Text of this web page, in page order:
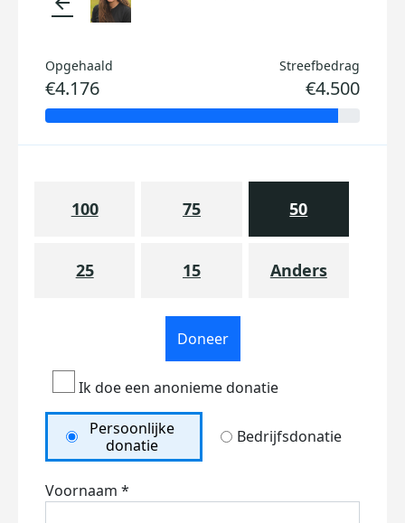
Opgehaald
€4.176
Streefbedrag
€4.500
100 75 50
25 15 Anders
Doneer
Ik doe een anonieme donatie
Persoonlijke
donatie
Bedrijfsdonatie
Voornaam *